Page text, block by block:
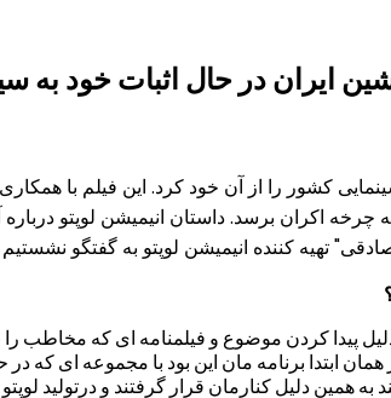
ایران در حال اثبات خود به
کشور را از آن خود کرد. این فیلم با
چرخه اکران برسد. داستان انیمیشن لوپتو
کننده انیمیشن لوپتو به گفتگو نشستیم
کار تولید فیلم را جلو بردیم، از همان ابتدا برنامه مان
همین دلیل کنارمان قرار گرفتند و درتولید